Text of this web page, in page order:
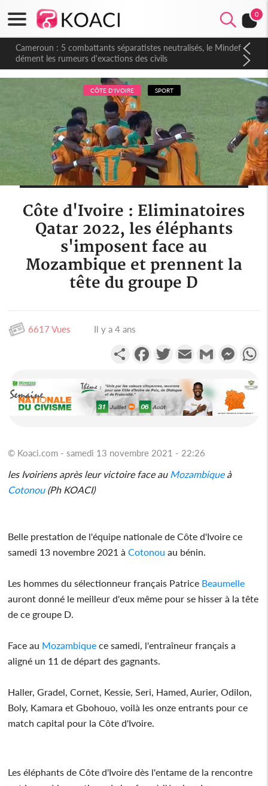
0
Cameroun : 5 combattants séparatistes neutralisés, le Mindef
dément les rumeurs d'exactions des civils
CÔTE D'IVOIRE SPORT
Côte d'Ivoire : Eliminatoires
Qatar 2022, les éléphants
s'imposent face au
Mozambique et prennent la
tête du groupe D
6617 Vues Il y a 4 ans
PartagerFacebookTwitterEmail Gmail
© Koaci.com - samedi 13 novembre 2021 - 22:26
les Ivoiriens après leur victoire face au Mozambiqueà
Cotonou(Ph KOACI)
Belle prestation de l'équipe nationale de Côte d'Ivoire ce
samedi 13 novembre 2021 àCotonou au bénin.
Les hommes du sélectionneur français Patrice Beaumelle
auront donné le meilleur d'eux même pour se hisser à la tête
de ce groupe D.
Face au Mozambique ce samedi, l'entraîneur français a
aligné un 11 de départ des gagnants.
Haller, Gradel, Cornet, Kessie, Seri, Hamed, Aurier, Odilon,
Boly, Kamara et Gbohouo, voilà les onze entrants pour ce
match capital pour la Côte d'Ivoire.
Les éléphants de Côte d'Ivoire dès l'entame de la rencontre